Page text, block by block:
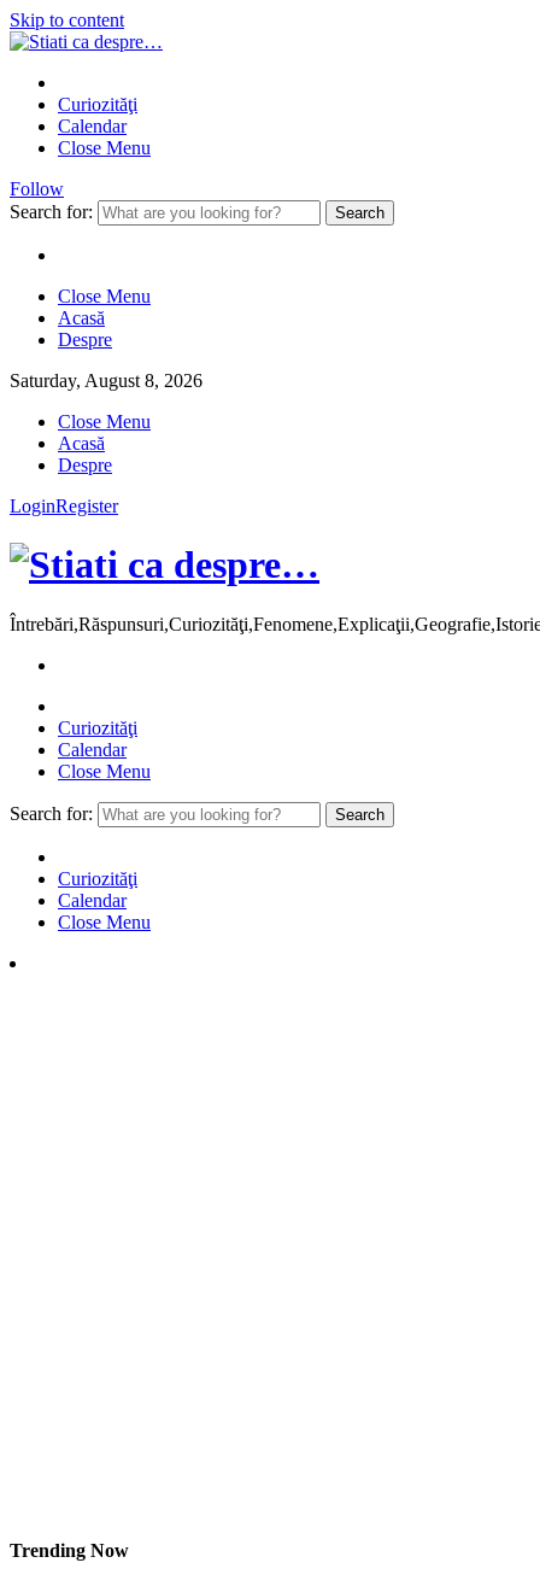
Skip to content
Curiozităţi
Calendar
Close Menu
Follow
Search for:
Close Menu
Acasă
Despre
Saturday, August 8, 2026
Close Menu
Acasă
Despre
LoginRegister
Curiozităţi
Calendar
Close Menu
Search for:
Curiozităţi
Calendar
Close Menu
Trending Now